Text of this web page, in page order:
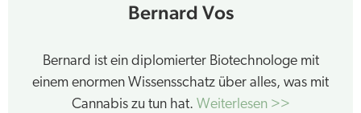
Bernard Vos
Bernard ist ein diplomierter Biotechnologe mit
einem enormen Wissensschatz über alles, was mit
Cannabis zu tun hat. Weiterlesen >>